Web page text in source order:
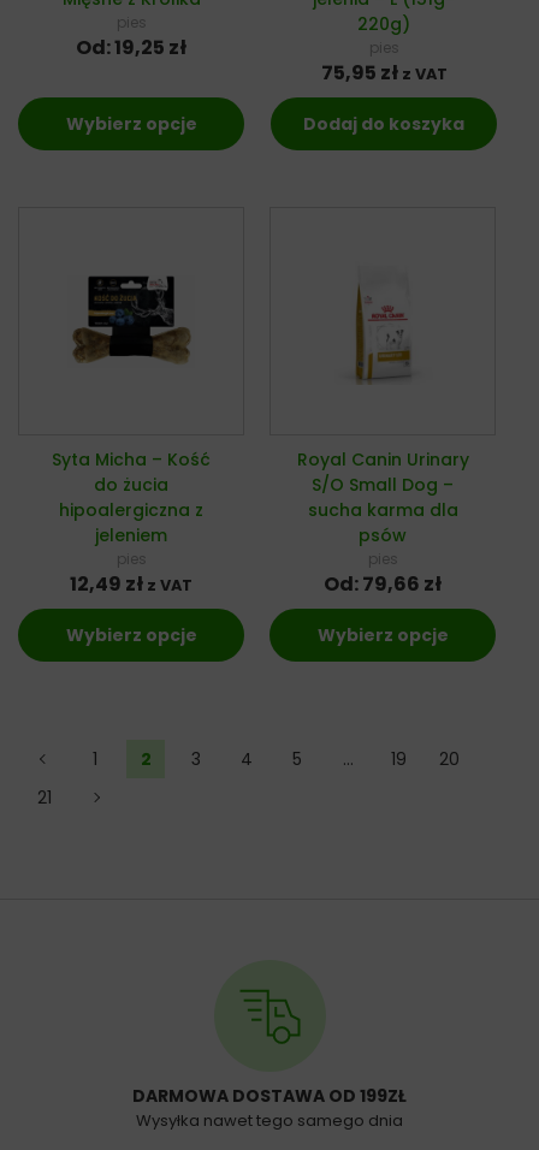
pies
Od:19,25 zł
Wybierz opcje
220g)
pies
75,95 zł z VAT
Dodaj do koszyka
Syta Micha – Kość
do żucia
hipoalergiczna z
jeleniem
pies
12,49 zł z VAT
Wybierz opcje
Royal Canin Urinary
S/O Small Dog –
sucha karma dla
psów
pies
Od:79,66 zł
Wybierz opcje
← 1 2 3 4 5 … 19
20
21
→
DARMOWA DOSTAWA OD 199ZŁ
Wysyłka nawet tego samego dnia